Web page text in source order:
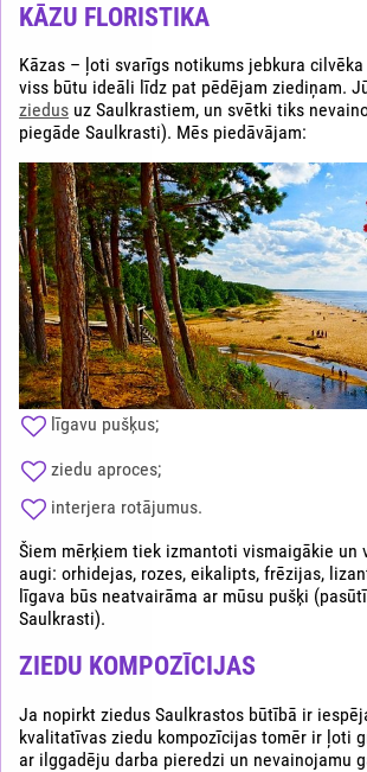
KĀZU FLORISTIKA
Kāzas – ļoti svarīgs notikums jebkura
viss būtu ideāli līdz pat pēdējam ziediņam.
ziedus uz Saulkrastiem, un svētki tiks
piegāde Saulkrasti). Mēs piedāvājam:
līgavu pušķus;
ziedu aproces;
interjera rotājumus.
Šiem mērķiem tiek izmantoti vismaigākie un
augi: orhidejas, rozes, eikalipts, frēzijas,
līgava būs neatvairāma ar mūsu pušķi
Saulkrasti).
ZIEDU KOMPOZĪCIJAS
Ja nopirkt ziedus Saulkrastos būtībā ir
kvalitatīvas ziedu kompozīcijas tomēr ir ļoti
ar ilggadēju darba pieredzi un nevainojamu